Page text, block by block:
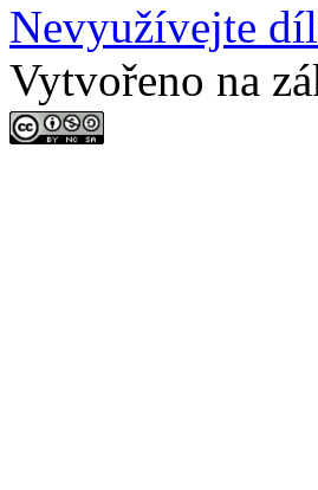
Nevyužívejte
Vytvořeno na